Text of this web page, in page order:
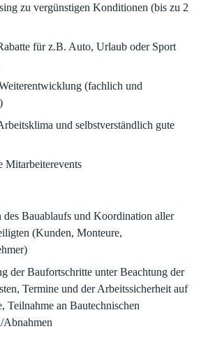
zu vergünstigen Konditionen (bis zu 2
für z.B. Auto, Urlaub oder Sport
(fachlich und
und selbstverständlich gute
Mitarbeiterevents
des Bauablaufs und Koordination aller
(Kunden, Monteure,
der Baufortschritte unter Beachtung der
Termine und der Arbeitssicherheit auf
Teilnahme an Bautechnischen
Abnahmen